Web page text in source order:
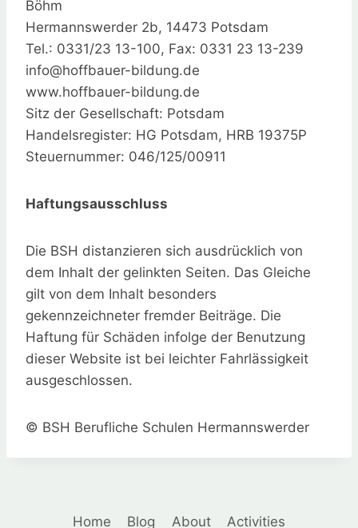
Böhm
Hermannswerder 2b, 14473 Potsdam
Tel.: 0331/23 13-100, Fax: 0331 23 13-239
info@hoffbauer-bildung.de
www.hoffbauer-bildung.de
Sitz der Gesellschaft: Potsdam
Handelsregister: HG Potsdam, HRB 19375P
Steuernummer: 046/125/00911
Haftungsausschluss
Die BSH distanzieren sich ausdrücklich von
dem Inhalt der gelinkten Seiten. Das Gleiche
gilt von dem Inhalt besonders
gekennzeichneter fremder Beiträge. Die
Haftung für Schäden infolge der Benutzung
dieser Website ist bei leichter Fahrlässigkeit
ausgeschlossen.
© BSH Berufliche Schulen Hermannswerder
Home Blog About Activities